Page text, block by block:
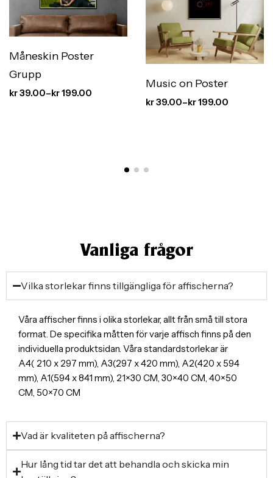
Måneskin Poster
Grupp
kr39.00–kr199.00
Music on Poster
kr39.00–kr199.00
Vanliga frågor
Vilka storlekar finns tillgängliga för affischerna?
Våra affischer finns i olika storlekar, allt från små till stora
format. De specifika måtten för varje affisch finns på den
individuella produktsidan. Våra standardstorlekar är
A4( 210 x 297 mm), A3(297 x 420 mm), A2(420 x 594
mm), A1(594 x 841 mm), 21×30 CM, 30×40 CM, 40×50
CM, 50×70 CM
Vad är kvaliteten på affischerna?
Hur lång tid tar det att behandla och skicka min